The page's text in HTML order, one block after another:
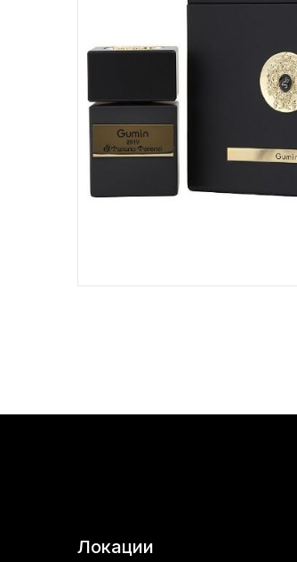
Локации